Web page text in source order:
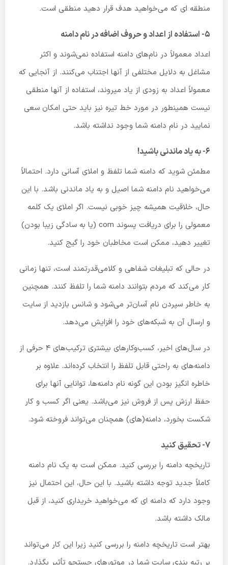
منطقه ای که می‌خواهید هدف قرار دهید منطقی است.
۵- استفاده از اعداد و حروف اضافه در نام دامنه
اعداد معمولاً در نام‌های دامنه استفاده نمی‌شوند و اکثر
مشاغل به دلایل مختلفی از آنها اجتناب می‌کنند. از آنجایی که
معمولاً اعداد به زودی از یاد میروند، استفاده از آنها منطقی
نیست همینطور در مورد خط تیره نیز باید حتی امکان سعی
نمایید در نام دامنه شما وجود نداشته باشد.
۶- به یاد ماندنی باشید!
مطمئن شوید که دامنه شما تلفظ و املای آسانی دارد. احتمالاً
می‌خواهید نام دامنه شما اصیل و به یاد ماندنی باشد. با این
حال، خلاقیت همیشه چیز خوبی نیست. اگر املای یک کلمه
معمولی را برای دریافت پسوند com (یا به سادگی زیبا بودن)
تغییر دهید، ممکن است مخاطبان خود را گیج کنید.
در حالی که تبلیغات شفاهی و کلامی‌قدرتمند است، تنها زمانی
کار می‌کند که مردم بتوانند دامنه شما را تلفظ کنند. همچنین
به خاطر سپردن نام آسان‌تر می‌شود و شانس بازدید از سایت
و ارسال آن به شبکه‌های خود را افزایش می‌دهد.
در سال‌های اخیر، کسب‌وکارهای بیشتری ترکیب‌های 4 حرفی از
دامنه‌های به راحتی قابل تلفظ را انتخاب کرده‌اند. علاوه بر
خاطره انگیز بودن این گونه نام دامنه‌ها، توانایی آنها برای
حفظ ارزش پس از فروش نیز می‌باشد. یعنی اگر کسب و کار
شکست بخورد، دامنه(های) همچنان می‌تواند فروخته شود.
۷- تحقیق کنید
تاریخچه دامنه را بررسی کنید. ممکن است به یک نام دامنه
کاملاً جدید توجه داشته باشید. با این حال، این احتمال نیز
وجود دارد که دامنه ای که می‌خواهید خریداری کنید، از قبل
مالک داشته باشد.
بهتر است تاریخچه دامنه را بررسی کنید زیرا این کار می‌تواند